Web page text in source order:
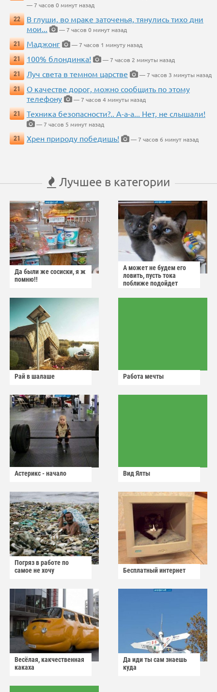
— 7 часов 0 минут назад
22
В глуши, во мраке заточенья, тянулись тихо дни
мои...
— 7 часов 0 минут назад
21
Маджонг
— 7 часов 1 минуту назад
21
100% блондинка!
— 7 часов 2 минуты назад
21
Луч света в темном царстве
— 7 часов 3 минуты назад
21
О качестве дорог, можно сообщить по этому
телефону
— 7 часов 4 минуты назад
21
Техника безопасности?.. А-а-а... Нет, не слышали!
— 7 часов 5 минут назад
21
Хрен природу победишь! — 7 часов 6 минут назад
Лучшее в категории
Да были же сосиски, я ж
помню!!
А может не будем его
ловить, пусть тока
поближе подойдет
Рай в шалаше Работа мечты
Астерикс - начало Вид Ялты
Погряз в работе по
самое не хочу
Бесплатный интернет
Весёлая, какчественная
какаха
Да иди ты сам знаешь
куда